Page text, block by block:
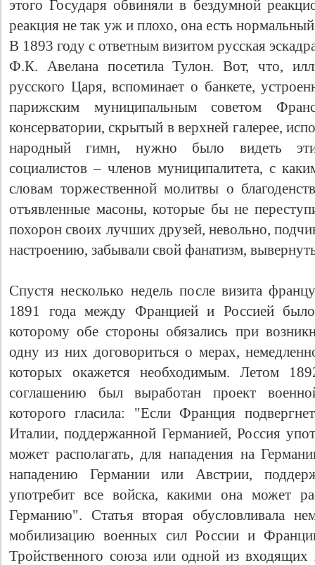
этого Государя обвиняли в бездумной
реакция не так уж и плохо, она есть
В 1893 году с ответным визитом русская
Ф.К. Авелана посетила Тулон. Вот, что,
русского Царя, вспоминает о банкете,
парижским муниципальным советом
консерватории, скрытый в верхней галерее,
народный гимн, нужно было видеть
социалистов – членов муниципалитета, с
словам торжественной молитвы о
отъявленные масоны, которые бы не
похорон своих лучших друзей, невольно,
настроению, забывали свой фанатизм,
Спустя несколько недель после визита
1891 года между Францией и Россией
которому обе стороны обязались при
одну из них договориться о мерах,
которых окажется необходимым. Летом
соглашению был выработан проект
которого гласила: "Если Франция
Италии, поддержанной Германией, Россия
может располагать, для нападения на
нападению Германии или Австрии,
употребит все войска, какими она может
Германию". Статья вторая обусловливала
мобилизацию военных сил России и
Тройственного союза или одной из входящих